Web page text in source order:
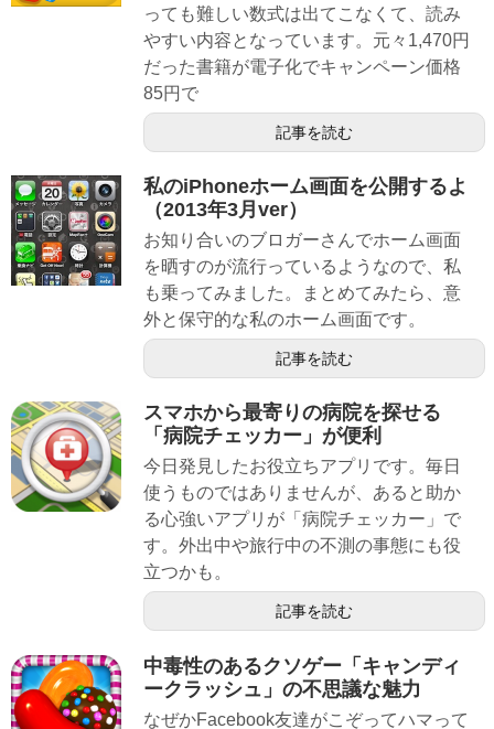
っても難しい数式は出てこなくて、読み
やすい内容となっています。元々1,470円
だった書籍が電子化でキャンペーン価格
85円で
記事を読む
私のiPhoneホーム画面を公開するよ
（2013年3月ver）
お知り合いのブロガーさんでホーム画面
を晒すのが流行っているようなので、私
も乗ってみました。まとめてみたら、意
外と保守的な私のホーム画面です。
記事を読む
スマホから最寄りの病院を探せる
「病院チェッカー」が便利
今日発見したお役立ちアプリです。毎日
使うものではありませんが、あると助か
る心強いアプリが「病院チェッカー」で
す。外出中や旅行中の不測の事態にも役
立つかも。
記事を読む
中毒性のあるクソゲー「キャンディ
ークラッシュ」の不思議な魅力
なぜかFacebook友達がこぞってハマって